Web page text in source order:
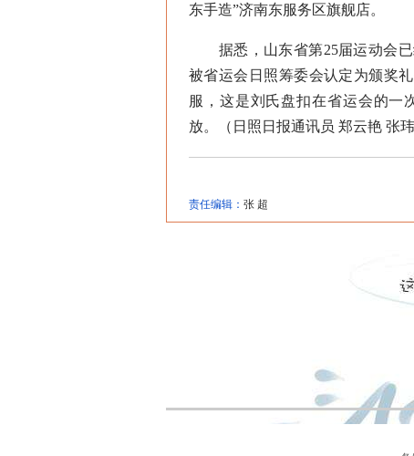
东手造”济南东服务区旗舰店。
据悉，山东省第25届运动会已
被省运会日照筹委会认定为颁奖
服，这是刘氏盘扣在省运会的一
放。（日照日报通讯员 郑云艳 张玮
责任编辑： 张 超